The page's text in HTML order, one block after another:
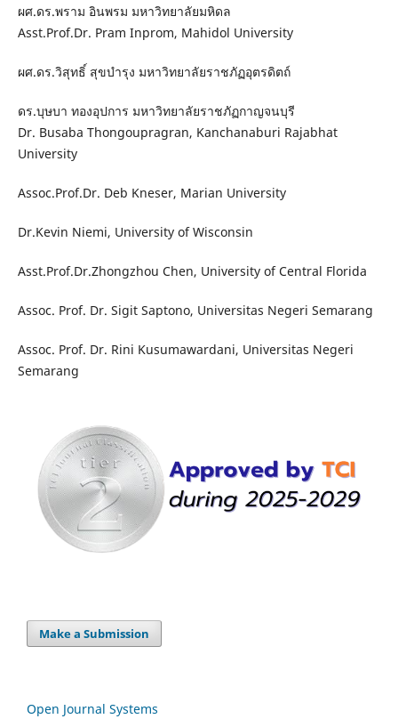
ผศ.ดร.พราม อินพรม มหาวิทยาลัยมหิดล
Asst.Prof.Dr. Pram Inprom, Mahidol University
ผศ.ดร.วิสุทธิ์ สุขบำรุง มหาวิทยาลัยราชภัฏอุตรดิตถ์
ดร.บุษบา ทองอุปการ มหาวิทยาลัยราชภัฏกาญจนบุรี
Dr. Busaba Thongoupragran, Kanchanaburi Rajabhat
University
Assoc.Prof.Dr. Deb Kneser, Marian University
Dr.Kevin Niemi, University of Wisconsin
Asst.Prof.Dr.Zhongzhou Chen, University of Central Florida
Assoc. Prof. Dr. Sigit Saptono, Universitas Negeri Semarang
Assoc. Prof. Dr. Rini Kusumawardani, Universitas Negeri
Semarang
Make a Submission
Open Journal Systems